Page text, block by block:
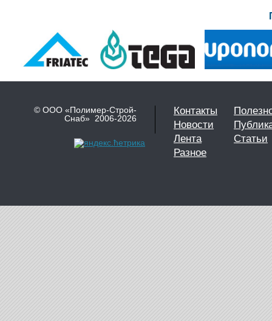
© ООО «Полимер-Строй-
Снаб» 2006-2026
Контакты
Новости
Лента
Статьи
Разное